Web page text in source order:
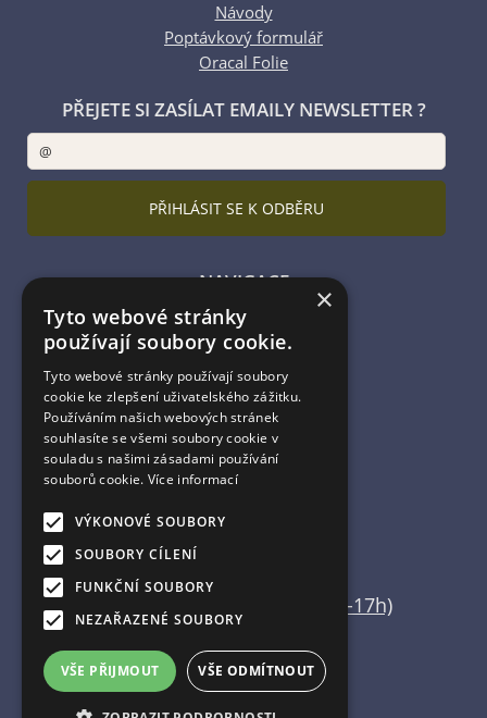
Návody
Poptávkový formulář
Oracal Folie
PŘEJETE SI ZASÍLAT EMAILY NEWSLETTER ?
NAVIGACE
Úvodní strana
Katalog zboží
Nákupní košík
Obchodní podmínky
Kontaktní informace
Odstoupení od smlouvy
ESHOP PROVOZUJE
Martin Vajda
+420 608 554 666 (pouze 15-17h)
info@home-deco.cz
×
Tyto webové stránky
používají soubory cookie.
Tyto webové stránky používají soubory
cookie ke zlepšení uživatelského zážitku.
Používáním našich webových stránek
souhlasíte se všemi soubory cookie v
souladu s našimi zásadami používání
souborů cookie. Více informací
VÝKONOVÉ SOUBORY
SOUBORY CÍLENÍ
FUNKČNÍ SOUBORY
NEZAŘAZENÉ SOUBORY
VŠE PŘIJMOUT VŠE ODMÍTNOUT